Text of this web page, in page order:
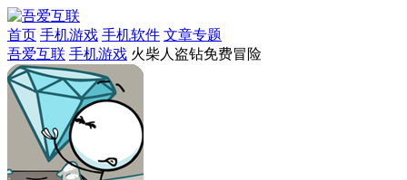
首页 手机游戏 手机软件 文章专题
吾爱互联 手机游戏 火柴人盗钻免费冒险